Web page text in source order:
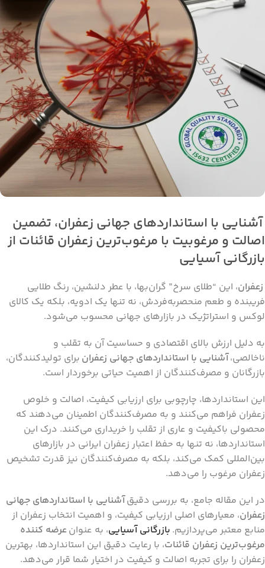
آشنایی با استانداردهای جهانی زعفران، تضمین
اصالت و مرغوبیت با مرغوب‌ترین زعفران قائنات از
بازرگانی آسیایی
زعفران، این “طلای سرخ” گران‌بها، با عطر دلنشین، رنگ طلایی
فریبنده و طعم منحصربه‌فردش، نه تنها یک ادویه، بلکه یک کالای
لوکس و استراتژیک در بازارهای جهانی محسوب می‌شود.
به دلیل ارزش بالای اقتصادی و حساسیت آن به تقلب و
ناخالصی،آشنایی با استانداردهای جهانی زعفران برای تولیدکنندگان،
بازرگانان و مصرف‌کنندگان از اهمیت حیاتی برخوردار است.
این استانداردها، چارچوبی برای ارزیابی کیفیت، اصالت و خلوص
زعفران فراهم می‌کنند و به مصرف‌کنندگان اطمینان می‌دهند که
محصولی باکیفیت و عاری از تقلب را خریداری می‌کنند. درک این
استانداردها، نه تنها به حفظ اعتبار زعفران ایرانی در بازارهای
بین‌المللی کمک می‌کند، بلکه به مصرف‌کنندگان نیز قدرت تشخیص
زعفران مرغوب را می‌دهد.
در این مقاله جامع، به بررسی دقیقآشنایی با استانداردهای جهانی
زعفران، معیارهای اصلی ارزیابی کیفیت، و اهمیت انتخاب زعفران از
منابع معتبر می‌پردازیم. بازرگانی آسیایی، به عنوان عرضه کننده
مرغوب‌ترین زعفران قائنات، با رعایت دقیق این استانداردها، بهترین
زعفران را برای تجربه اصالت و کیفیت در اختیار شما قرار می‌دهد.